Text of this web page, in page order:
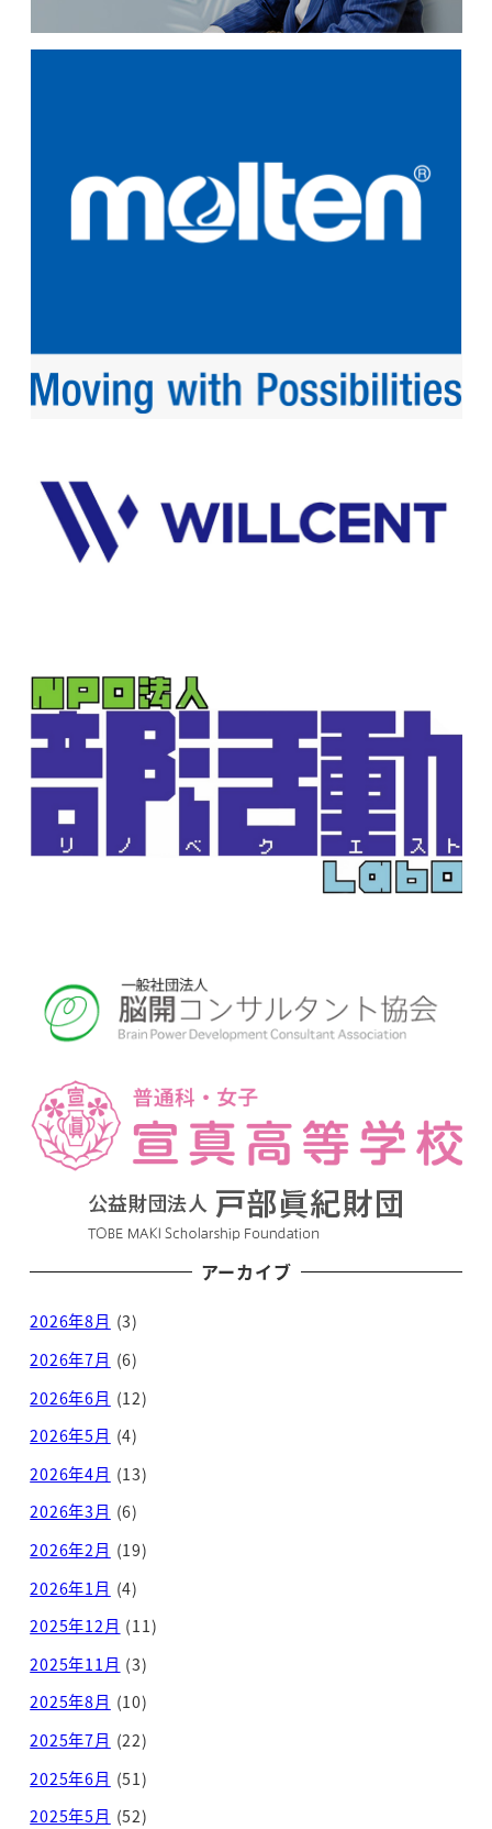
アーカイブ
2026年8月 (3)
2026年7月 (6)
2026年6月 (12)
2026年5月 (4)
2026年4月 (13)
2026年3月 (6)
2026年2月 (19)
2026年1月 (4)
2025年12月 (11)
2025年11月 (3)
2025年8月 (10)
2025年7月 (22)
2025年6月 (51)
2025年5月 (52)